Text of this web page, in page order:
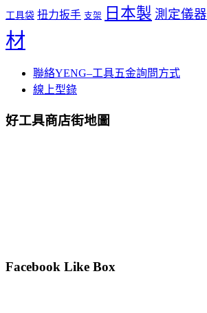
工具袋 扭力扳手 支架 日本製 測定儀器
材
聯絡YENG–工具五金詢問方式
線上型錄
好工具商店街地圖
Facebook Like Box